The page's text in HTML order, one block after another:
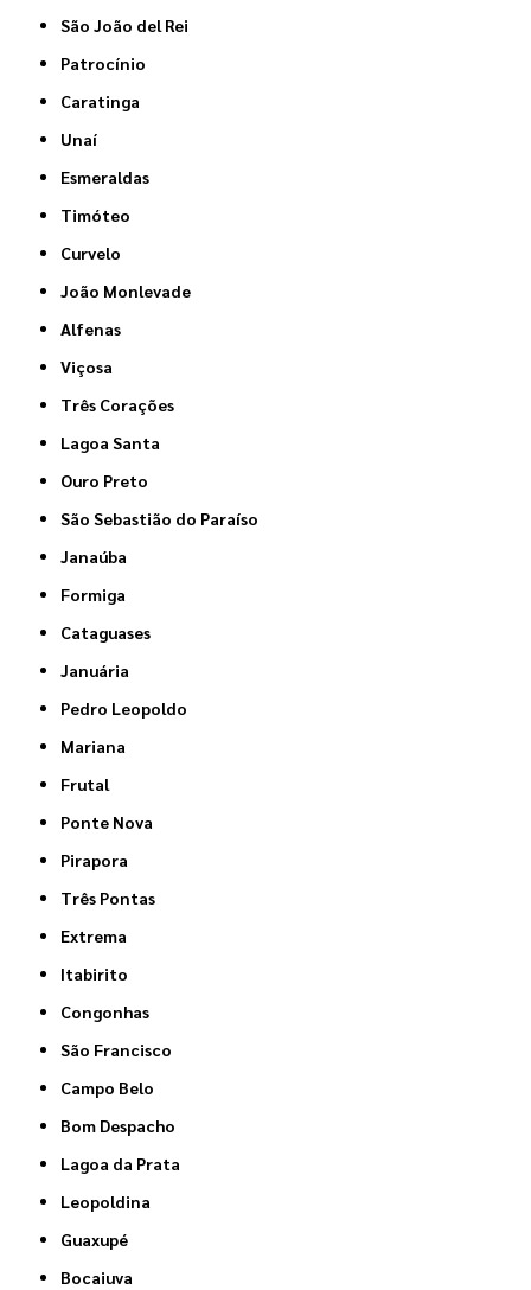
São João del Rei
Patrocínio
Caratinga
Unaí
Esmeraldas
Timóteo
Curvelo
João Monlevade
Alfenas
Viçosa
Três Corações
Lagoa Santa
Ouro Preto
São Sebastião do Paraíso
Janaúba
Formiga
Cataguases
Januária
Pedro Leopoldo
Mariana
Frutal
Ponte Nova
Pirapora
Três Pontas
Extrema
Itabirito
Congonhas
São Francisco
Campo Belo
Bom Despacho
Lagoa da Prata
Leopoldina
Guaxupé
Bocaiuva